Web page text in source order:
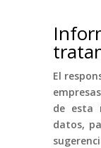
El
de esta
datos,